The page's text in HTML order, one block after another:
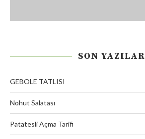
SON YAZILAR
GEBOLE TATLISI
Nohut Salatası
Patatesli Açma Tarifi